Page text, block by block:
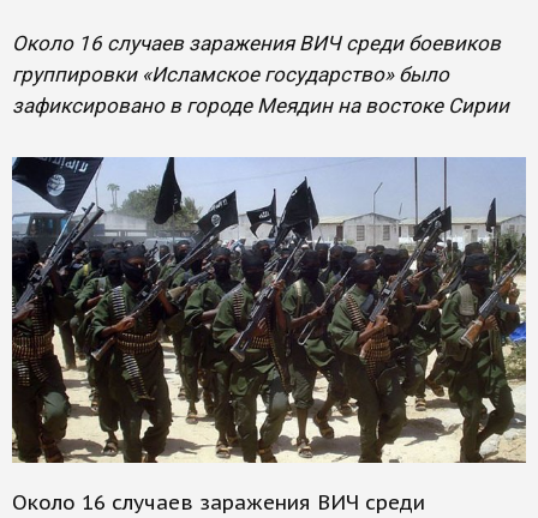
Около 16 случаев заражения ВИЧ среди боевиков
группировки «Исламское государство» было
зафиксировано в городе Меядин на востоке Сирии
Около 16 случаев заражения ВИЧ среди